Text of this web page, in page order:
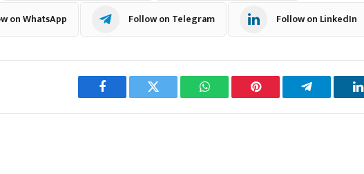
on WhatsApp Follow on Telegram Follow on LinkedIn
Facebook Twitter WhatsAppPinterest Telegram